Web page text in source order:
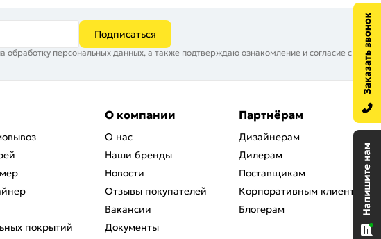
Подписаться
персональных данных, а также подтверждаю ознакомление и согласие с
покрытий
О компании
О нас
Наши бренды
Новости
Отзывы покупателей
Вакансии
Документы
Партнёрам
Дизайнерам
Дилерам
Поставщикам
Корпоративным клиентам
Блогерам